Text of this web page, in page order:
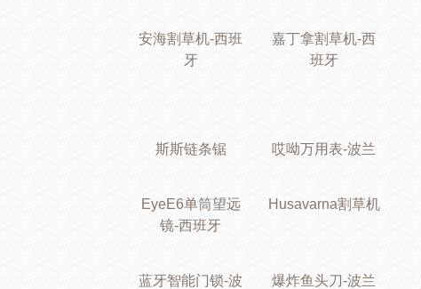
安海割草机-西班
牙
嘉丁拿割草机-西
班牙
斯斯链条锯 哎呦万用表-波兰
EyeE6单筒望远
镜-西班牙
Husavarna割草机
蓝牙智能门锁-波
爆炸鱼头刀-波兰